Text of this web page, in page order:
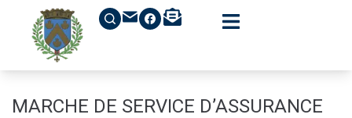
principal
MARCHE DE SERVICE D’ASSURANCE